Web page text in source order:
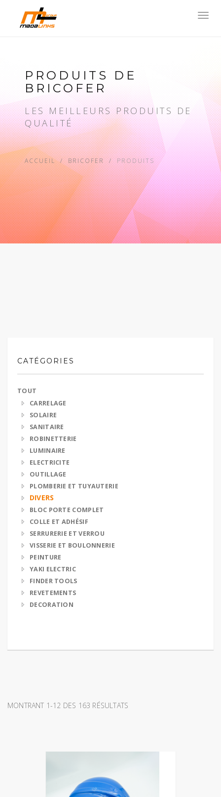
PRODUITS DE
BRICOFER
LES MEILLEURS PRODUITS DE
QUALITÉ
ACCUEIL BRICOFER PRODUITS
CATÉGORIES
TOUT
CARRELAGE
SOLAIRE
SANITAIRE
ROBINETTERIE
LUMINAIRE
ELECTRICITE
OUTILLAGE
PLOMBERIE ET TUYAUTERIE
DIVERS
BLOC PORTE COMPLET
COLLE ET ADHÉSIF
SERRURERIE ET VERROU
VISSERIE ET BOULONNERIE
PEINTURE
YAKI ELECTRIC
FINDER TOOLS
REVETEMENTS
DECORATION
MONTRANT 1-12 DES 163 RÉSULTATS